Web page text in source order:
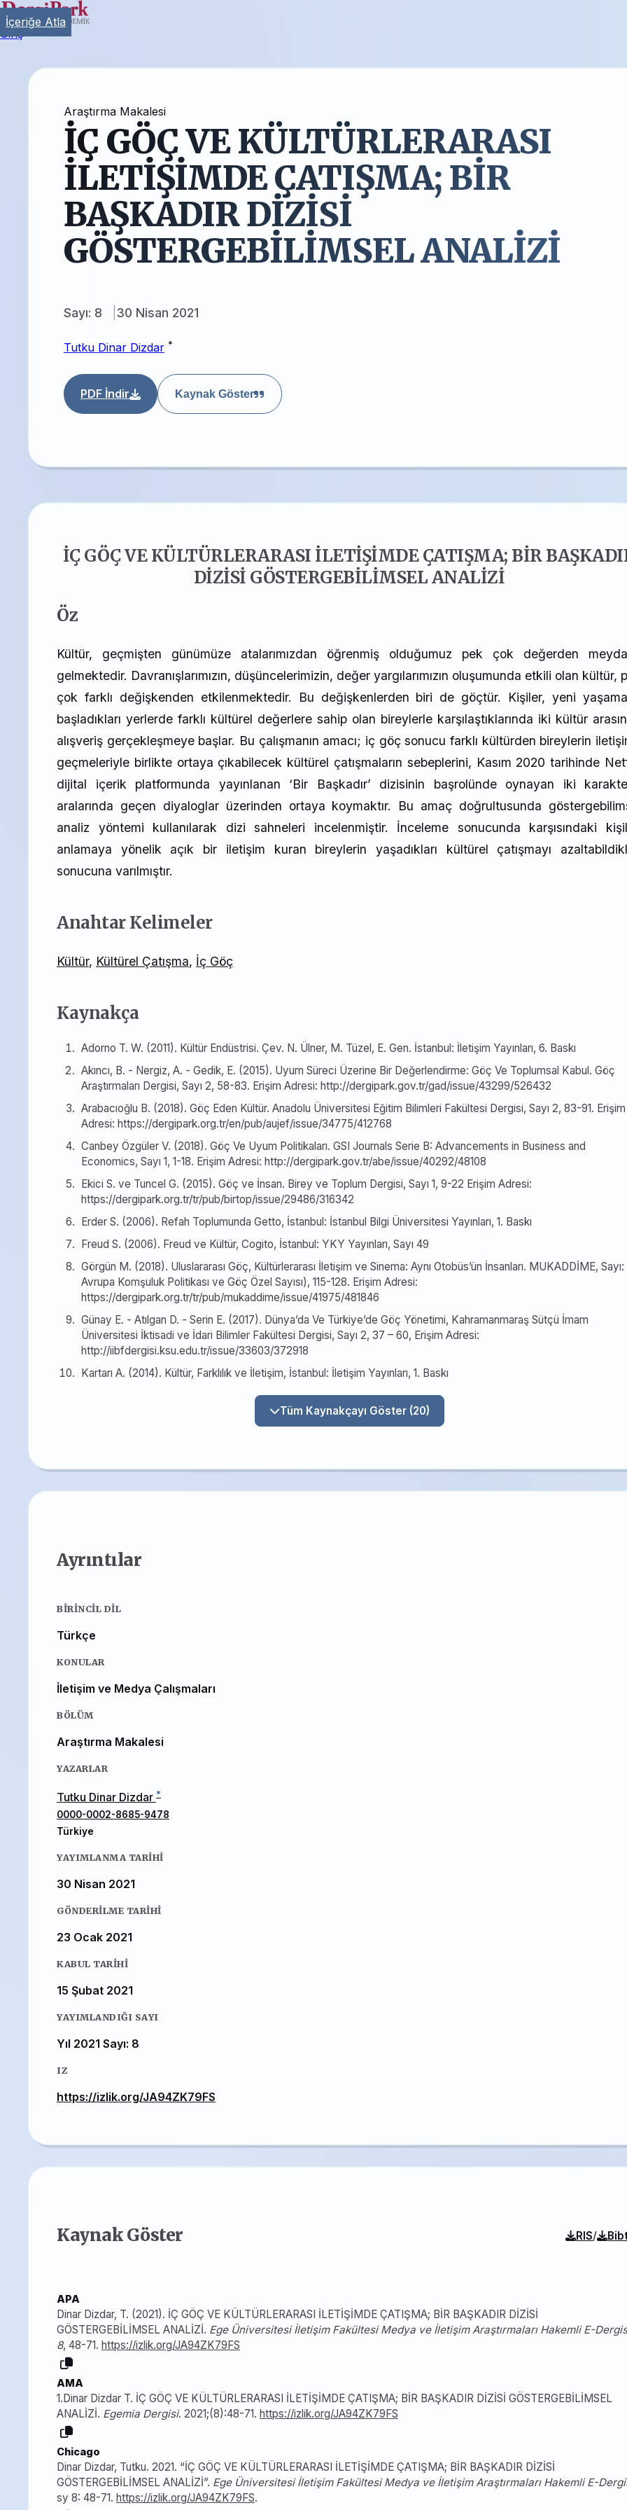
Giriş
Araştırma Makalesi
İÇ GÖÇ VE KÜLTÜRLERARASI
İLETİŞİMDE ÇATIŞMA; BİR
BAŞKADIR DİZİSİ
GÖSTERGEBİLİMSEL ANALİZİ
Sayı: 8 30 Nisan 2021
Tutku Dinar Dizdar *
PDF İndir Kaynak Göster
İçeriğe Atla
İÇ GÖÇ VE KÜLTÜRLERARASI İLETİŞİMDE ÇATIŞMA; BİR
DİZİSİ GÖSTERGEBİLİMSEL ANALİZİ
Öz
Kültür, geçmişten günümüze atalarımızdan öğrenmiş olduğumuz pek çok değerden
gelmektedir. Davranışlarımızın, düşüncelerimizin, değer yargılarımızın oluşumunda etkili olan kültür,
çok farklı değişkenden etkilenmektedir. Bu değişkenlerden biri de göçtür. Kişiler, yeni
başladıkları yerlerde farklı kültürel değerlere sahip olan bireylerle karşılaştıklarında iki kültür
alışveriş gerçekleşmeye başlar. Bu çalışmanın amacı; iç göç sonucu farklı kültürden bireylerin
geçmeleriyle birlikte ortaya çıkabilecek kültürel çatışmaların sebeplerini, Kasım 2020 tarihinde
dijital içerik platformunda yayınlanan ‘Bir Başkadır’ dizisinin başrolünde oynayan iki
aralarında geçen diyaloglar üzerinden ortaya koymaktır. Bu amaç doğrultusunda
analiz yöntemi kullanılarak dizi sahneleri incelenmiştir. İnceleme sonucunda karşısındaki
anlamaya yönelik açık bir iletişim kuran bireylerin yaşadıkları kültürel çatışmayı
sonucuna varılmıştır.
Anahtar Kelimeler
Kültür, Kültürel Çatışma, İç Göç
Kaynakça
Adorno T. W. (2011). Kültür Endüstrisi. Çev. N. Ülner, M. Tüzel, E. Gen. İstanbul: İletişim Yayınları, 6. Baskı
Akıncı, B. - Nergiz, A. - Gedik, E. (2015). Uyum Süreci Üzerine Bir Değerlendirme: Göç Ve Toplumsal Kabul. Göç
Araştırmaları Dergisi, Sayı 2, 58-83. Erişim Adresi: http://dergipark.gov.tr/gad/issue/43299/526432
Arabacıoğlu B. (2018). Göç Eden Kültür. Anadolu Üniversitesi Eğitim Bilimleri Fakültesi Dergisi, Sayı 2, 83-91. Erişim
Adresi: https://dergipark.org.tr/en/pub/aujef/issue/34775/412768
Canbey Özgüler V. (2018). Göç Ve Uyum Politikaları. GSI Journals Serie B: Advancements in Business and
Economics, Sayı 1, 1-18. Erişim Adresi: http://dergipark.gov.tr/abe/issue/40292/48108
Ekici S. ve Tuncel G. (2015). Göç ve İnsan. Birey ve Toplum Dergisi, Sayı 1, 9-22 Erişim Adresi:
https://dergipark.org.tr/tr/pub/birtop/issue/29486/316342
Erder S. (2006). Refah Toplumunda Getto, İstanbul: İstanbul Bilgi Üniversitesi Yayınları, 1. Baskı
Freud S. (2006). Freud ve Kültür, Cogito, İstanbul: YKY Yayınları, Sayı 49
Görgün M. (2018). Uluslararası Göç, Kültürlerarası İletişim ve Sinema: Aynı Otobüs’ün İnsanları. MUKADDİME,
Avrupa Komşuluk Politikası ve Göç Özel Sayısı), 115-128. Erişim Adresi:
https://dergipark.org.tr/tr/pub/mukaddime/issue/41975/481846
Günay E. - Atılgan D. - Serin E. (2017). Dünya’da Ve Türkiye’de Göç Yönetimi, Kahramanmaraş Sütçü İmam
Üniversitesi İktisadi ve İdari Bilimler Fakültesi Dergisi, Sayı 2, 37 – 60, Erişim Adresi:
http://iibfdergisi.ksu.edu.tr/issue/33603/372918
Kartarı A. (2014). Kültür, Farklılık ve İletişim, İstanbul: İletişim Yayınları, 1. Baskı
Tüm Kaynakçayı Göster (20)
Ayrıntılar
BIRINCIL DIL
Türkçe
KONULAR
İletişim ve Medya Çalışmaları
BÖLÜM
Araştırma Makalesi
YAZARLAR
Tutku Dinar Dizdar *
0000-0002-8685-9478
Türkiye
YAYIMLANMA TARIHI
30 Nisan 2021
GÖNDERILME TARIHI
23 Ocak 2021
KABUL TARIHI
15 Şubat 2021
YAYIMLANDIĞI SAYI
Yıl 2021 Sayı: 8
IZ
https://izlik.org/JA94ZK79FS
Kaynak Göster RIS/
APA
Dinar Dizdar, T. (2021). İÇ GÖÇ VE KÜLTÜRLERARASI İLETİŞİMDE ÇATIŞMA; BİR BAŞKADIR DİZİSİ
GÖSTERGEBİLİMSEL ANALİZİ. Ege Üniversitesi İletişim Fakültesi Medya ve İletişim Araştırmaları Hakemli E-
8, 48-71. https://izlik.org/JA94ZK79FS
AMA
1.Dinar Dizdar T. İÇ GÖÇ VE KÜLTÜRLERARASI İLETİŞİMDE ÇATIŞMA; BİR BAŞKADIR DİZİSİ GÖSTERGEBİLİMSEL
ANALİZİ. Egemia Dergisi. 2021;(8):48-71. https://izlik.org/JA94ZK79FS
Chicago
Dinar Dizdar, Tutku. 2021. “İÇ GÖÇ VE KÜLTÜRLERARASI İLETİŞİMDE ÇATIŞMA; BİR BAŞKADIR DİZİSİ
GÖSTERGEBİLİMSEL ANALİZİ”. Ege Üniversitesi İletişim Fakültesi Medya ve İletişim Araştırmaları Hakemli E-
sy 8: 48-71. https://izlik.org/JA94ZK79FS.